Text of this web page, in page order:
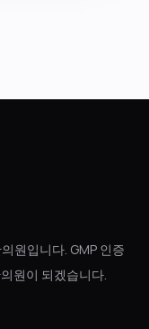
원입니다. GMP 인증
원이 되겠습니다.